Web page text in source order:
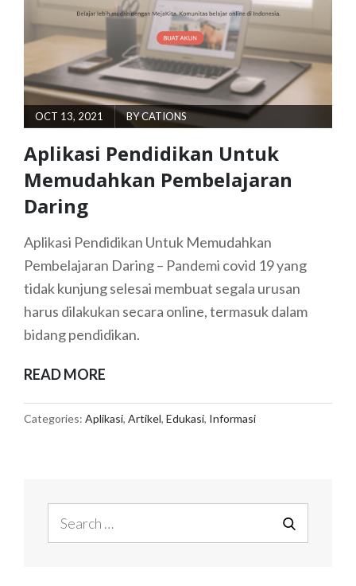
POSTED
ON
OCT 13, 2021 BYCATIONS
Aplikasi Pendidikan Untuk
Memudahkan Pembelajaran
Daring
Aplikasi Pendidikan Untuk Memudahkan
Pembelajaran Daring – Pandemi covid 19 yang
tidak kunjung selesai membuat segala urusan
harus dilakukan secara online, termasuk dalam
bidang pendidikan.
READ MORE
UNTUK
Categories: Aplikasi, Artikel, Edukasi, Informasi
for:
SEARCH